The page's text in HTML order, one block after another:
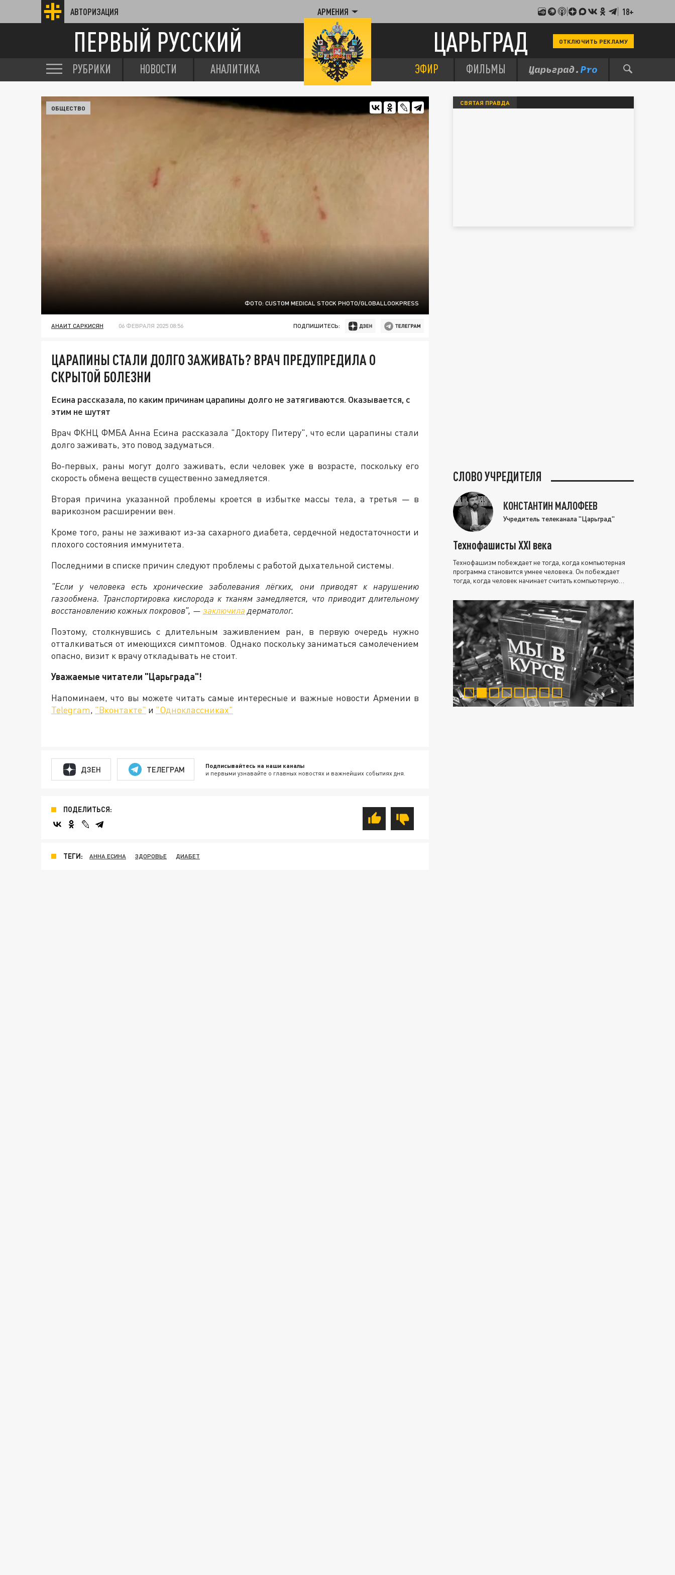
АВТОРИЗАЦИЯ АРМЕНИЯ 18+
ПЕРВЫЙ РУССКИЙ ЦАРЬГРАД ОТКЛЮЧИТЬ РЕКЛАМУ
РУБРИКИ НОВОСТИ АНАЛИТИКА ЭФИР ФИЛЬМЫ
ФОТО: CUSTOM MEDICAL STOCK PHOTO/GLOBALLOOKPRESS
ОБЩЕСТВО
АНАИТ САРКИСЯН 06 ФЕВРАЛЯ 2025 08:56 ПОДПИШИТЕСЬ:
ЦАРАПИНЫ СТАЛИ ДОЛГО ЗАЖИВАТЬ? ВРАЧ ПРЕДУПРЕДИЛА О
СКРЫТОЙ БОЛЕЗНИ
Есина рассказала, по каким причинам царапины долго не затягиваются. Оказывается, с
этим не шутят
Врач ФКНЦ ФМБА Анна Есина рассказала "Доктору Питеру", что если царапины стали
долго заживать, это повод задуматься.
Во-первых, раны могут долго заживать, если человек уже в возрасте, поскольку его
скорость обмена веществ существенно замедляется.
Вторая причина указанной проблемы кроется в избытке массы тела, а третья — в
варикозном расширении вен.
Кроме того, раны не заживают из-за сахарного диабета, сердечной недостаточности и
плохого состояния иммунитета.
Последними в списке причин следуют проблемы с работой дыхательной системы.
"Если у человека есть хронические заболевания лёгких, они приводят к нарушению
газообмена. Транспортировка кислорода к тканям замедляется, что приводит длительному
восстановлению кожных покровов", — заключила дерматолог.
Поэтому, столкнувшись с длительным заживлением ран, в первую очередь нужно
отталкиваться от имеющихся симптомов. Однако поскольку заниматься самолечением
опасно, визит к врачу откладывать не стоит.
Уважаемые читатели "Царьграда"!
Напоминаем, что вы можете читать самые интересные и важные новости Армении в
Telegram, "Вконтакте" и "Одноклассниках"
ДЗЕН ТЕЛЕГРАМ Подписывайтесь на наши каналы
и первыми узнавайте о главных новостях и важнейших событиях дня.
ПОДЕЛИТЬСЯ:
ТЕГИ: АННА ЕСИНА ЗДОРОВЬЕ ДИАБЕТ
СВЯТАЯ ПРАВДА
СЛОВО УЧРЕДИТЕЛЯ
КОНСТАНТИН МАЛОФЕЕВ
Учредитель телеканала "Царьград"
Технофашисты XXI века
Технофашизм побеждает не тогда, когда компьютерная
программа становится умнее человека. Он побеждает
тогда, когда человек начинает считать компьютерную